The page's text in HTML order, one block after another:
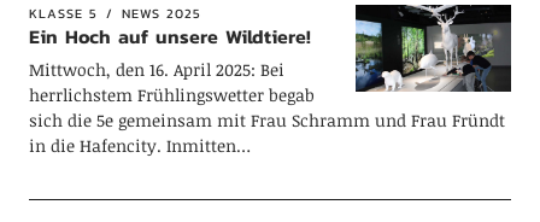
KLASSE 5 NEWS 2025
Ein Hoch auf unsere Wildtiere!
Mittwoch, den 16. April 2025: Bei
herrlichstem Frühlingswetter begab
sich die 5e gemeinsam mit Frau Schramm und Frau Fründt
in die Hafencity. Inmitten…